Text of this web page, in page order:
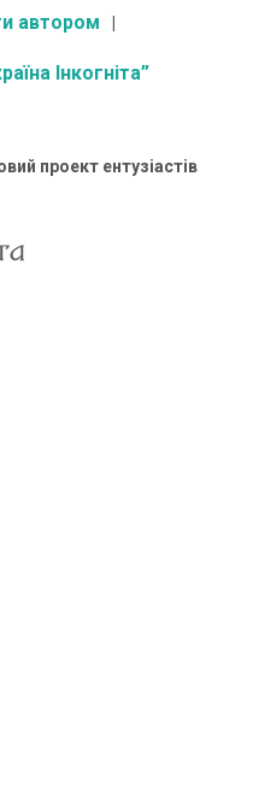
автором
Інкогніта”
проект ентузіастів